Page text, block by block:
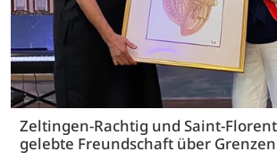
Zeltingen-Rachtig und Saint-
gelebte Freundschaft über